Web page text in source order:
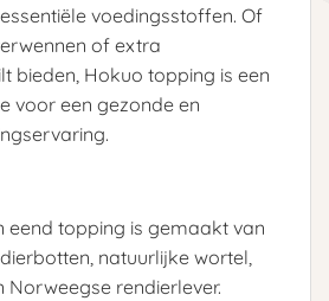
voedingsstoffen. Of
of extra
bieden, Hokuo topping is een
voor een gezonde en
eend topping is gemaakt van
natuurlijke wortel,
Norweegse rendierlever.